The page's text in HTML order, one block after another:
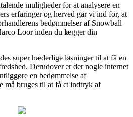
muligheder for at analysere en
erfaringer og herved går vi ind for, at
bedømmelser af Snowball
Loor inden du lægger din
super hæderlige løsninger til at få en
Derudover er der nogle internet
en bedømmelse af
må bruges til at få et indtryk af